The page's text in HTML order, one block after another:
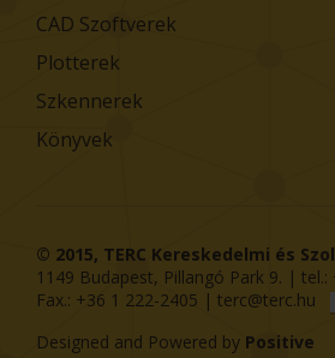
CAD Szoftverek
Plotterek
Szkennerek
Könyvek
© 2015, TERC Kereskedelmi és
1149 Budapest, Pillangó Park 9. | tel.:
Fax.: +36 1 222-2405 | terc@terc.hu
Designed and Powered by Positive